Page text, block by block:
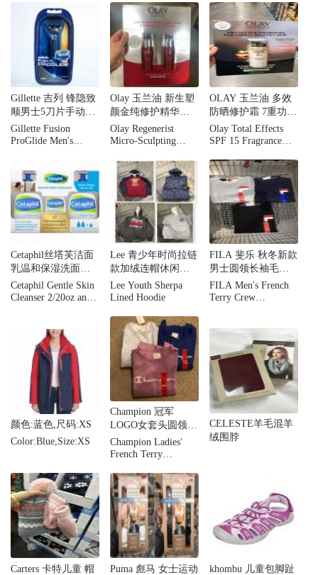
Lotion13.5oz
Exfoliation and Sonic
Cleansing for All
Skin Types
Gillette 吉列 锋隐致
顺男士5刀片手动刮
胡刀
Gillette Fusion
ProGlide Men's
Olay 玉兰油 新生塑
颜金纯修护精华乳
淡化细纹提拉紧致
50ml*2瓶
Olay Regenerist
Micro-Sculpting
OLAY 玉兰油 多效
防晒修护霜 7重功效
面霜SPF15 100ml
Olay Total Effects
SPF 15 Fragrance
Cetaphil丝塔芙洁面
乳温和保湿洗面奶
家庭套装3瓶 敏感肌
专用
Cetaphil Gentle Skin
Cleanser 2/20oz and
Lee 青少年时尚拉链
款加绒连帽休闲卫
衣外套
Lee Youth Sherpa
Lined Hoodie
FILA 斐乐 秋冬新款
男士圆领长袖毛圈
布卫衣套头衫
FILA Men's French
Terry Crew
颜色:蓝色,尺码:XS
Color:Blue,Size:XS
Champion 冠军
LOGO女套头圆领刺
绣加绒卫衣情侣
Champion Ladies'
French Terry
CELESTE羊毛混羊
绒围脖
Carters 卡特儿童 帽
Puma 彪马 女士运动
khombu 儿童包脚趾